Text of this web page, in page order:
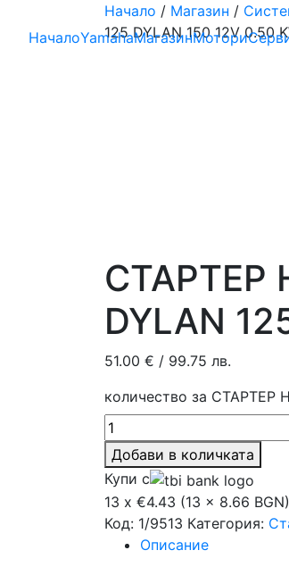
НачалоYamahaМагазинМотори
Начало / Магазин /
125 DYLAN 150 12V
СТАРТЕР
DYLAN
51.00 € / 99.75 лв.
количество за СТАРТЕР
Добави в количката
Купи с
13 x €4.43 (13 x 8.66 BGN)
Код: 1/9513 Категория:
Описание